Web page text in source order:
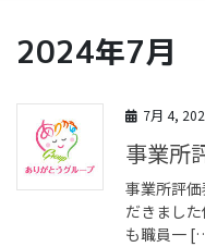
2024年7月
7月 4,
事業所
事業所評
だきまし
も職員一